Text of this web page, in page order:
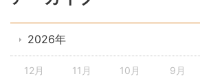
2026年
12月 11月 10月 9月